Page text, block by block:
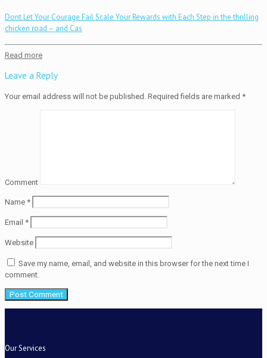
Dont Let Your Courage Fail Scale Your Rewards with Each Step in the thrilling
chicken road – and Cas
Read more
Leave a Reply
Your email address will not be published. Required fields are marked *
Comment
Name *
Email *
Website
Save my name, email, and website in this browser for the next time I
comment.
Our Services